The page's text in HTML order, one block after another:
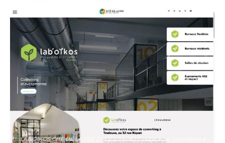
LAB'OIKOS CITE DE LA RSE ET DE L'IMPACT: espace de coworking à